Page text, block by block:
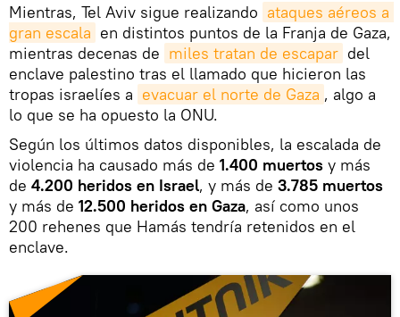
Mientras, Tel Aviv sigue realizando ataques aéreos a
gran escala en distintos puntos de la Franja de Gaza,
mientras decenas de miles tratan de escapar del
enclave palestino tras el llamado que hicieron las
tropas israelíes a evacuar el norte de Gaza , algo a
lo que se ha opuesto la ONU.
Según los últimos datos disponibles, la escalada de
violencia ha causado más de 1.400 muertos y más
de 4.200 heridos en Israel, y más de 3.785 muertos
y más de 12.500 heridos en Gaza, así como unos
200 rehenes que Hamás tendría retenidos en el
enclave.